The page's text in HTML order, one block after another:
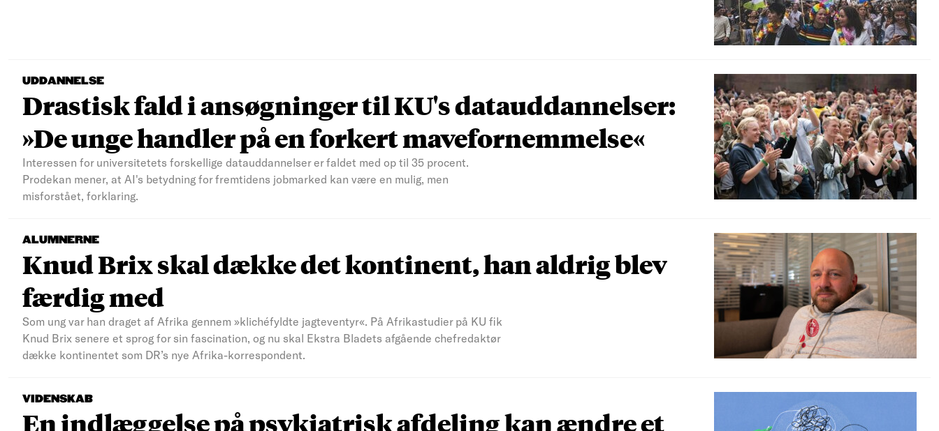
UDDANNELSE
Drastisk fald i ansøgninger til KU's datauddannelser:
»De unge handler på en forkert mavefornemmelse«
Interessen for universitetets forskellige datauddannelser er faldet med op til 35 procent.
Prodekan mener, at AI's betydning for fremtidens jobmarked kan være en mulig, men
misforstået, forklaring.
ALUMNERNE
Knud Brix skal dække det kontinent, han aldrig blev
færdig med
Som ung var han draget af Afrika gennem »klichéfyldte jagteventyr«. På Afrikastudier på KU fik
Knud Brix senere et sprog for sin fascination, og nu skal Ekstra Bladets afgående chefredaktør
dække kontinentet som DR’s nye Afrika-korrespondent.
VIDENSKAB
En indlæggelse på psykiatrisk afdeling kan ændre et